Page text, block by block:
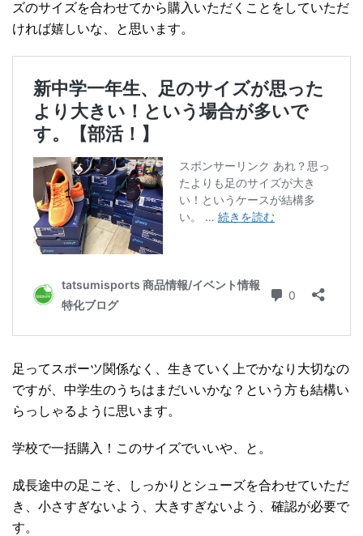
ズのサイズを合わせてから購入いただくことをしていただ
ければ嬉しいな、と思います。
足ってスポーツ関係なく、生きていく上でかなり大切なの
ですが、中学生のうちはまだいいかな？という方も結構い
らっしゃるように思います。
学校で一括購入！このサイズでいいや、と。
成長途中の足こそ、しっかりとシューズを合わせていただ
き、小さすぎないよう、大きすぎないよう、確認が必要で
す。